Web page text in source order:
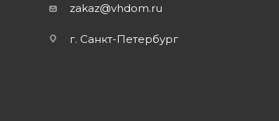
zakaz@vhdom.ru
г. Санкт-Петербург